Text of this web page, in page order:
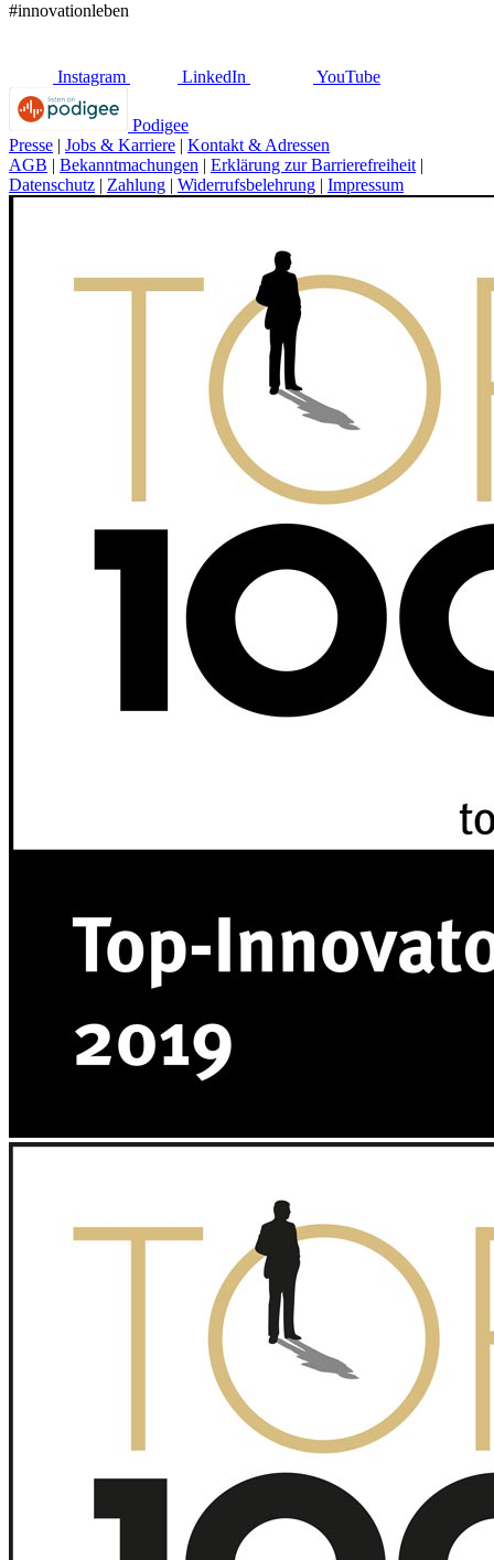
#innovationleben
Instagram LinkedIn YouTube
Podigee
Presse | Jobs & Karriere | Kontakt & Adressen
AGB | Bekanntmachungen | Erklärung zur Barrierefreiheit |
Datenschutz | Zahlung | Widerrufsbelehrung | Impressum